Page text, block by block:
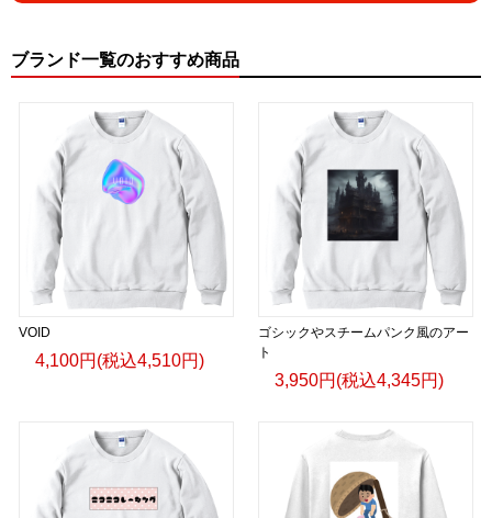
ブランド一覧のおすすめ商品
VOID
4,100円(税込4,510円)
ゴシックやスチームパンク風のアー
ト
3,950円(税込4,345円)